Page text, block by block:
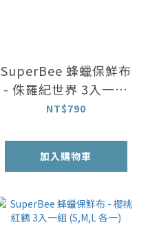
SuperBee 蜂蠟保鮮布
- 侏羅紀世界 3入一組
(S,M,L 各一)
NT$790
加入購物車